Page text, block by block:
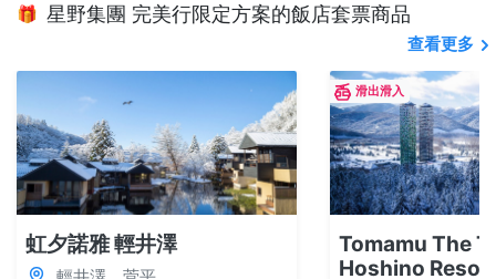
🎁 星野集團 完美行限定方案的飯店套票商品
查看更多
虹夕諾雅 輕井澤
滑出滑入
Tomamu The
Hoshino